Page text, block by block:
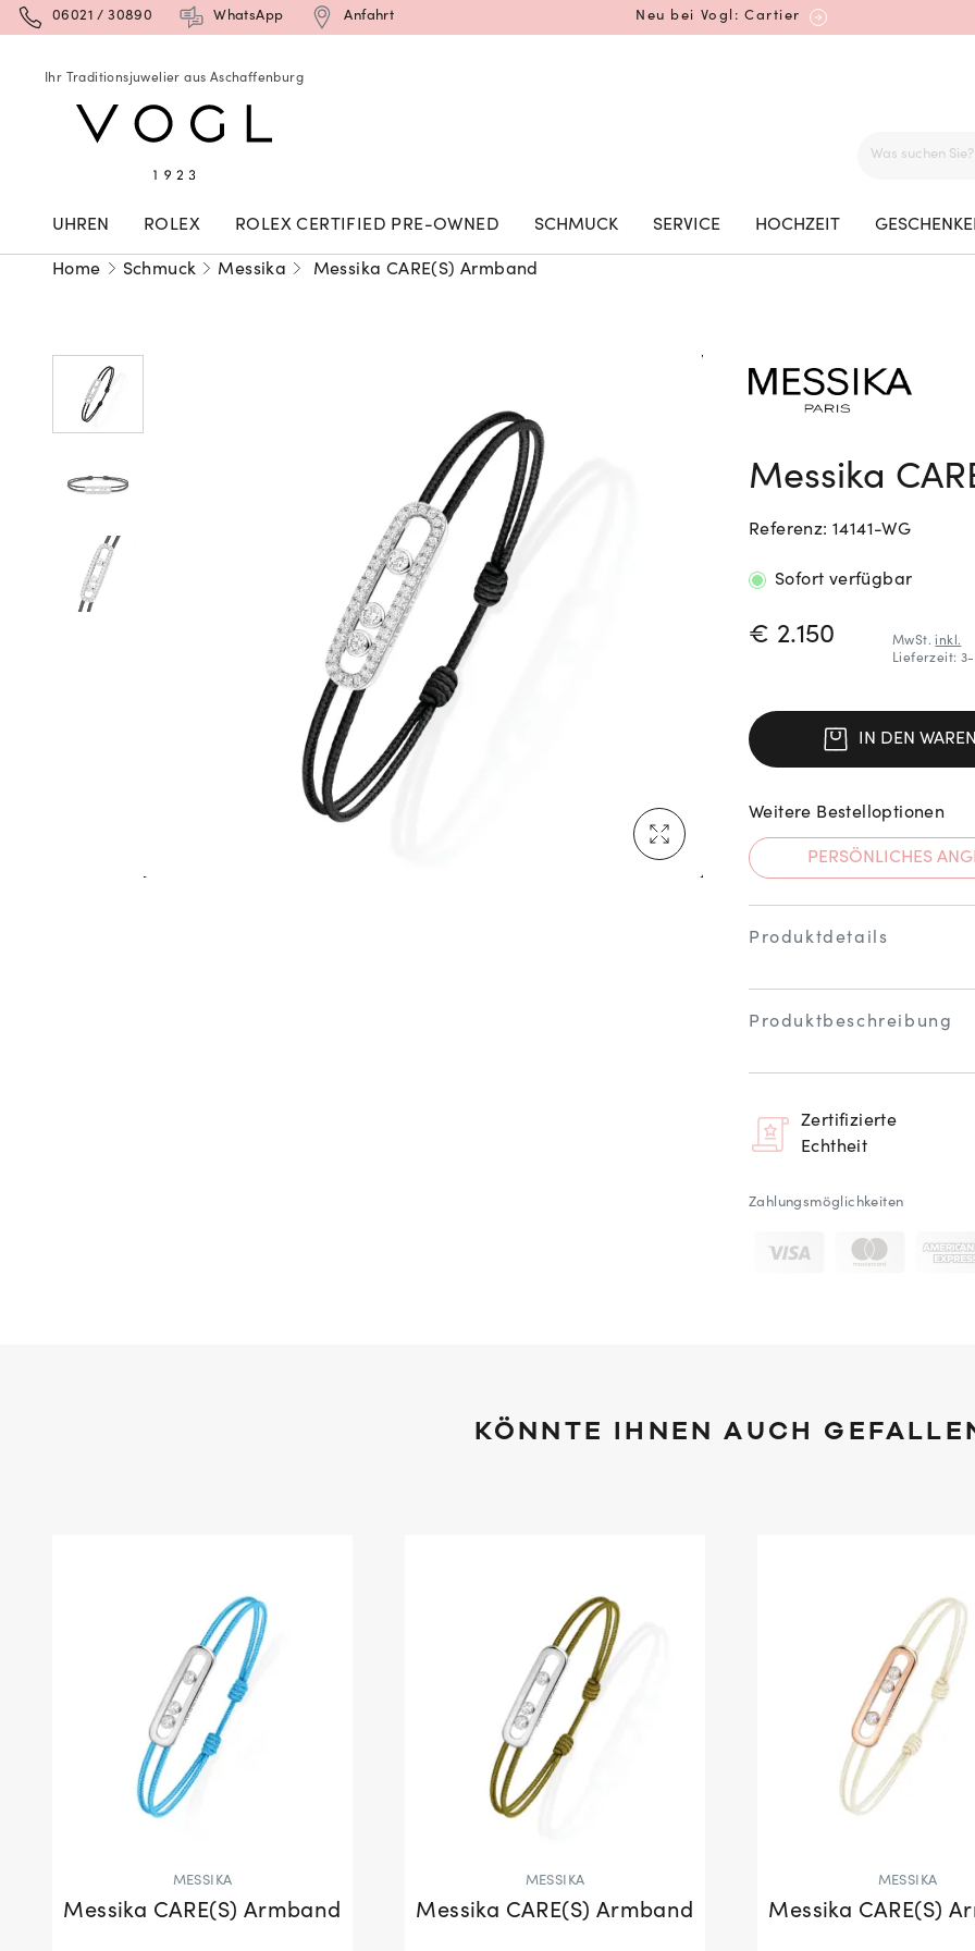
06021 / 30890 WhatsApp Anfahrt Neu bei Vogl: Cartier
Mehr erfahren: Ikonische Uhren von Cartier
Neu bei Vogl: Uhren von Grand Seiko
Rolex Certified Pre-Owned entdecken
Ihr Traditionsjuwelier aus Aschaffenburg
UHREN ROLEX ROLEX CERTIFIED PRE-OWNED SCHMUCK SERVICE HOCHZEIT
Home Schmuck Messika Messika CARE(S) Armband
Messika
Referenz: 14141-WG
Sofort verfügbar
€ 2.150 MwSt. inkl.
Lieferzeit:
IN DEN
Weitere Bestelloptionen
PERSÖNLICHES
Produktdetails
Produktbeschreibung
Zertifizierte
Echtheit
Zahlungsmöglichkeiten
KÖNNTE IHNEN AUCH
MESSIKA
Messika CARE(S) Armband
MESSIKA
Messika CARE(S) Armband
MESSIKA
Messika CARE(S)